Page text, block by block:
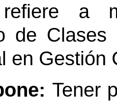
a
de
en Gestión
Tener